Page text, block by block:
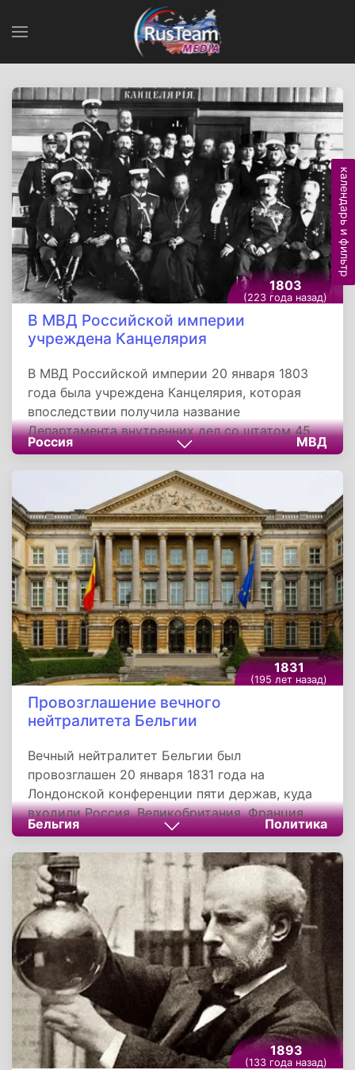
1803
(223 года назад)
В МВД Российской империи
учреждена Канцелярия
В МВД Российской империи 20 января 1803
года была учреждена Канцелярия, которая
впоследствии получила название
Департамента внутренних дел со штатом 45
человек. Она служила своеобразным штабом,
в котором готовились проекты
совершенствования деятельности и развития
структуры, уточнения функций не только
министерства внутренних дел, но и других
ведомств. Первым начальником канцелярии
был назначен Михаил Михайлович
Сперанский, ставший затем знаменитым
государственным деятелем.
Россия МВД
1831
(195 лет назад)
Провозглашение вечного
нейтралитета Бельгии
Вечный нейтралитет Бельгии был
провозглашен 20 января 1831 года на
Лондонской конференции пяти держав, куда
входили Россия, Великобритания, Франция,
Австрия и Пруссия. Благоприятные условия
для развития Бельгия получила в подарок от
своего географического положения. Все
торговые пути Европы пересекаются в портах
Бельгии. На быстрое развитие страны влиял
мягкий климат и выход к морю. По этим же
причинам не обошла Бельгию ни одна из войн
Европы.
Бельгия Политика
1893
(133 года назад)
календарь и фильтр